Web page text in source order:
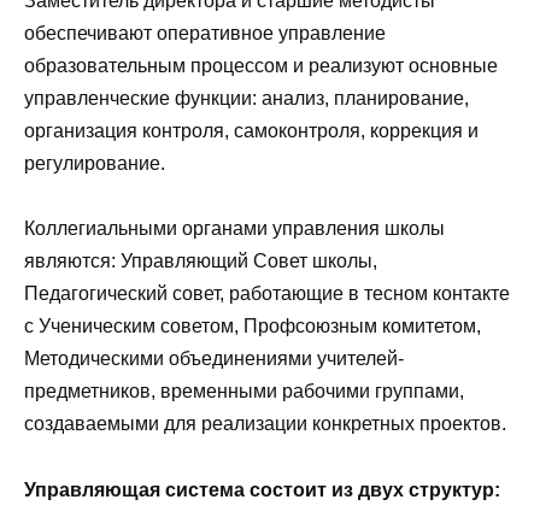
обеспечивают оперативное управление
образовательным процессом и реализуют основные
управленческие функции: анализ, планирование,
организация контроля, самоконтроля, коррекция и
регулирование.
Коллегиальными органами управления школы
являются: Управляющий Совет школы,
Педагогический совет, работающие в тесном контакте
с Ученическим советом, Профсоюзным комитетом,
Методическими объединениями учителей-
предметников, временными рабочими группами,
создаваемыми для реализации конкретных проектов.
Управляющая система состоит из двух структур: